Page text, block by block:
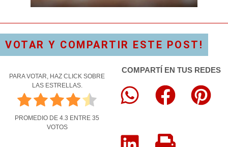
VOTAR Y COMPARTIR ESTE POST!
PARA VOTAR, HAZ CLICK SOBRE
LAS ESTRELLAS.
PROMEDIO DE 4.3 ENTRE 35
VOTOS
COMPARTÍ EN TUS REDES